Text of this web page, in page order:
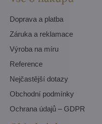
Doprava a platba
Záruka a reklamace
Výroba na míru
Reference
Nejčastější dotazy
Obchodní podmínky
Ochrana údajů – GDPR